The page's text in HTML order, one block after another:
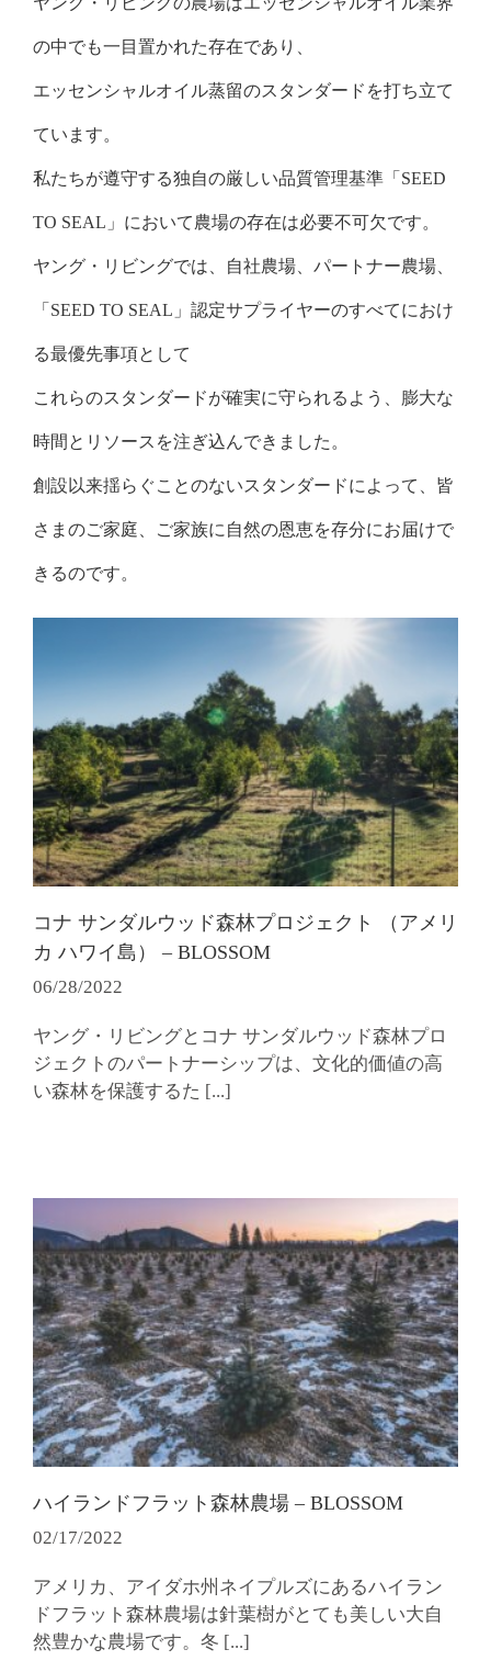
の中でも一目置かれた存在であり、
エッセンシャルオイル蒸留のスタンダードを打ち立て
ています。
私たちが遵守する独自の厳しい品質管理基準「SEED
TO SEAL」において農場の存在は必要不可欠です。
ヤング・リビングでは、自社農場、パートナー農場、
「SEED TO SEAL」認定サプライヤーのすべてにおけ
る最優先事項として
これらのスタンダードが確実に守られるよう、膨大な
時間とリソースを注ぎ込んできました。
創設以来揺らぐことのないスタンダードによって、皆
さまのご家庭、ご家族に自然の恩恵を存分にお届けで
きるのです。
コナ サンダルウッド森林プロジェクト （アメリ
カ ハワイ島） – BLOSSOM
06/28/2022
ヤング・リビングとコナ サンダルウッド森林プロ
ジェクトのパートナーシップは、文化的価値の高
い森林を保護するた [...]
ハイランドフラット森林農場 – BLOSSOM
02/17/2022
アメリカ、アイダホ州ネイプルズにあるハイラン
ドフラット森林農場は針葉樹がとても美しい大自
然豊かな農場です。冬 [...]